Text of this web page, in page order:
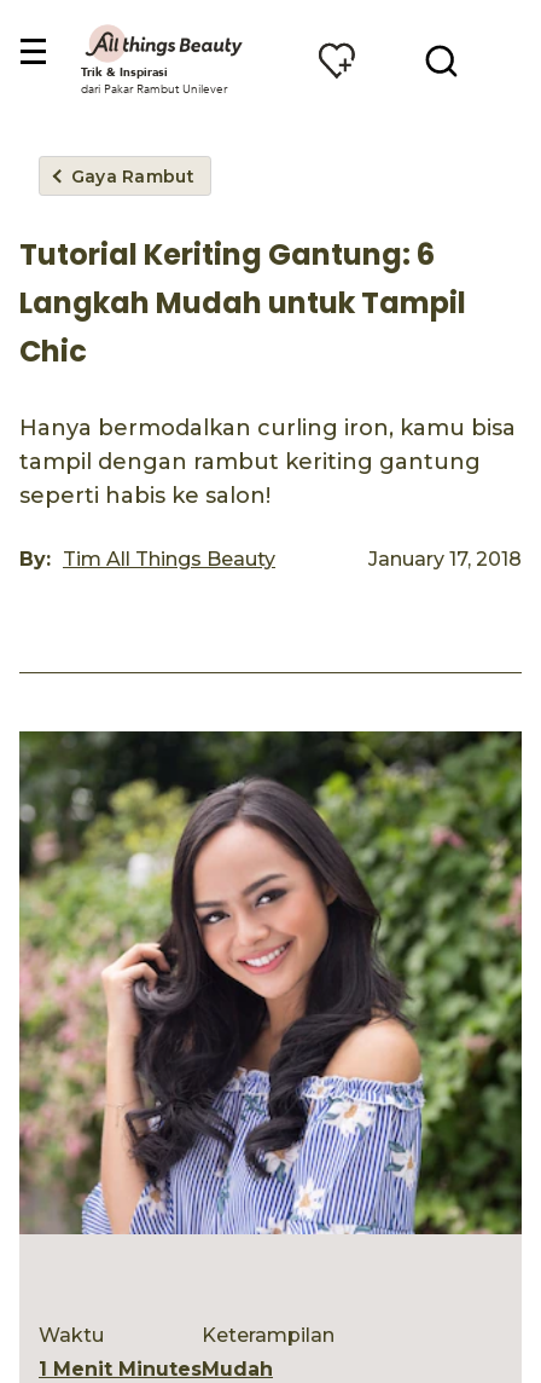
Trik & Inspirasi
dari Pakar Rambut Unilever
Gaya Rambut
Tutorial Keriting Gantung: 6
Langkah Mudah untuk Tampil
Chic
Hanya bermodalkan curling iron, kamu bisa
tampil dengan rambut keriting gantung
seperti habis ke salon!
By: Tim All Things Beauty January 17, 2018
Waktu
1 Menit Minutes
Keterampilan
Mudah